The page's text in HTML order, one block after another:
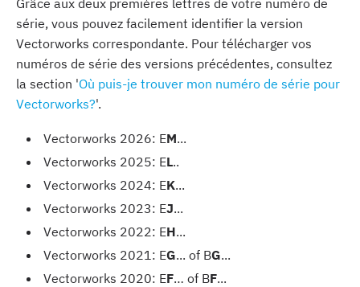
Grâce aux deux premières lettres de votre numéro de
série, vous pouvez facilement identifier la version
Vectorworks correspondante. Pour télécharger vos
numéros de série des versions précédentes, consultez
la section 'Où puis-je trouver mon numéro de série pour
Vectorworks?'.
Vectorworks 2026: EM...
Vectorworks 2025: EL..
Vectorworks 2024: EK...
Vectorworks 2023: EJ...
Vectorworks 2022: EH...
Vectorworks 2021: EG... of BG...
Vectorworks 2020: EF… of BF...